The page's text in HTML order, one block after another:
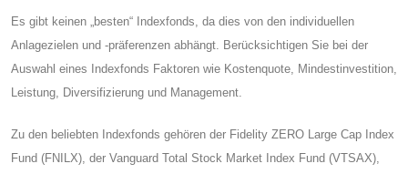
Es gibt keinen „besten“ Indexfonds, da dies von den individuellen
Anlagezielen und -präferenzen abhängt. Berücksichtigen Sie bei der
Auswahl eines Indexfonds Faktoren wie Kostenquote, Mindestinvestition,
Leistung, Diversifizierung und Management.
Zu den beliebten Indexfonds gehören der Fidelity ZERO Large Cap Index
Fund (FNILX), der Vanguard Total Stock Market Index Fund (VTSAX),